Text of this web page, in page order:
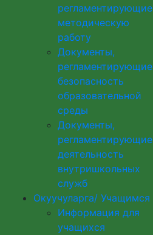
регламентирующие
методическую
работу
Документы,
регламентирующие
безопасность
образовательной
среды
Документы,
регламентирующие
деятельность
внутришкольных
служб
Окуучуларга/ Учащимся
Информация для
учащихся